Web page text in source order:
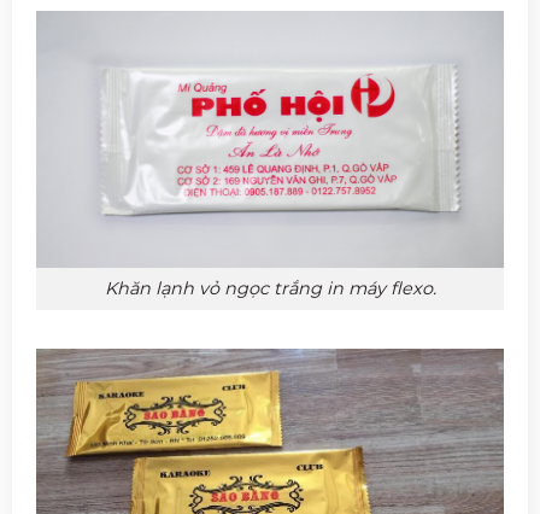
Khăn lạnh vỏ ngọc trắng in máy flexo.